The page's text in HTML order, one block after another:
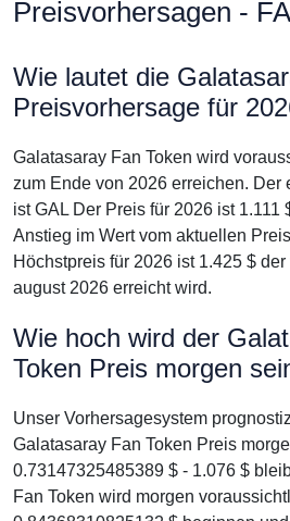
Preisvorhersagen -
Wie lautet die
Preisvorhersage für
Galatasaray Fan Token wird
zum Ende von 2026 erreichen. Der
ist GAL Der Preis für 2026 ist 1.111
Anstieg im Wert vom aktuellen
Höchstpreis für 2026 ist 1.425 $
august 2026 erreicht wird.
Wie hoch wird der
Token Preis morgen
Unser Vorhersagesystem
Galatasaray Fan Token Preis
0.73147325485389 $ - 1.076 $
Fan Token wird morgen